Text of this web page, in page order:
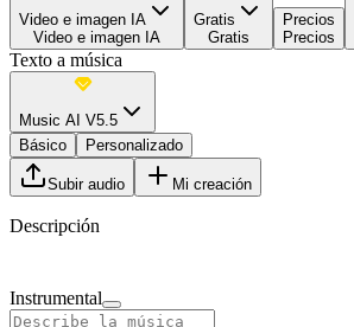
Video e imagen IA
Video e imagen IA
Gratis
Gratis
Precios
Precios
Texto a música
Music AI V5.5
Básico
Personalizado
Subir audio Mi creación
Descripción
Instrumental